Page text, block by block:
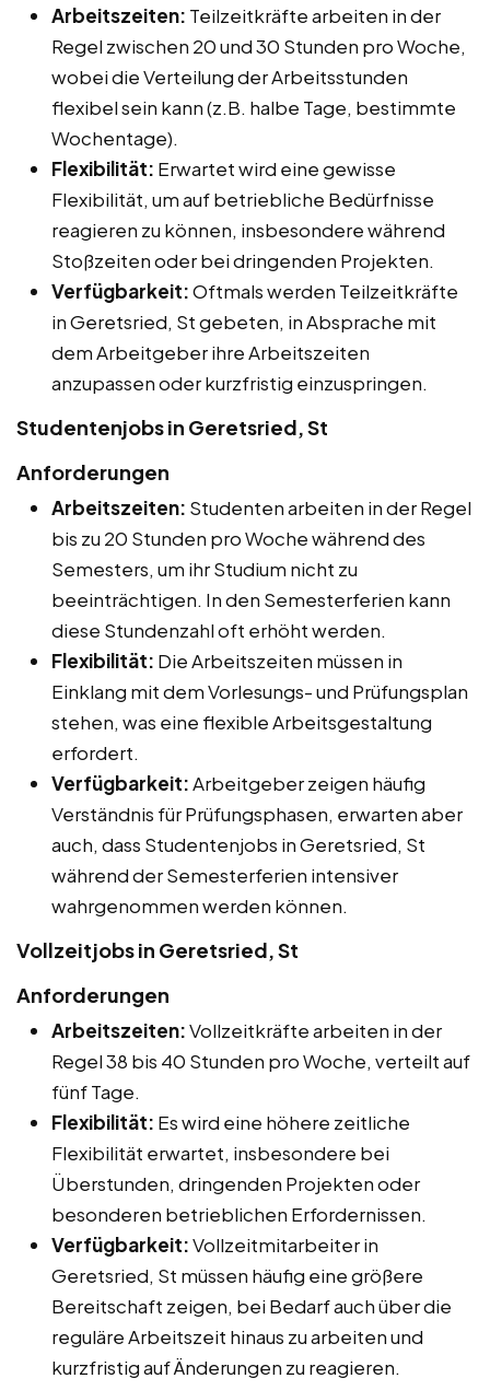
Arbeitszeiten: Teilzeitkräfte arbeiten in der
Regel zwischen 20 und 30 Stunden pro Woche,
wobei die Verteilung der Arbeitsstunden
flexibel sein kann (z.B. halbe Tage, bestimmte
Wochentage).
Flexibilität: Erwartet wird eine gewisse
Flexibilität, um auf betriebliche Bedürfnisse
reagieren zu können, insbesondere während
Stoßzeiten oder bei dringenden Projekten.
Verfügbarkeit:Oftmals werden Teilzeitkräfte
in Geretsried, St gebeten, in Absprache mit
dem Arbeitgeber ihre Arbeitszeiten
anzupassen oder kurzfristig einzuspringen.
Studentenjobs in Geretsried, St
Anforderungen
Arbeitszeiten: Studenten arbeiten in der Regel
bis zu 20 Stunden pro Woche während des
Semesters, um ihr Studium nicht zu
beeinträchtigen. In den Semesterferien kann
diese Stundenzahl oft erhöht werden.
Flexibilität: Die Arbeitszeiten müssen in
Einklang mit dem Vorlesungs- und Prüfungsplan
stehen, was eine flexible Arbeitsgestaltung
erfordert.
Verfügbarkeit:Arbeitgeber zeigen häufig
Verständnis für Prüfungsphasen, erwarten aber
auch, dass Studentenjobs in Geretsried, St
während der Semesterferien intensiver
wahrgenommen werden können.
Vollzeitjobs in Geretsried, St
Anforderungen
Arbeitszeiten:Vollzeitkräfte arbeiten in der
Regel 38 bis 40 Stunden pro Woche, verteilt auf
fünf Tage.
Flexibilität: Es wird eine höhere zeitliche
Flexibilität erwartet, insbesondere bei
Überstunden, dringenden Projekten oder
besonderen betrieblichen Erfordernissen.
Verfügbarkeit:Vollzeitmitarbeiter in
Geretsried, St müssen häufig eine größere
Bereitschaft zeigen, bei Bedarf auch über die
reguläre Arbeitszeit hinaus zu arbeiten und
kurzfristig auf Änderungen zu reagieren.